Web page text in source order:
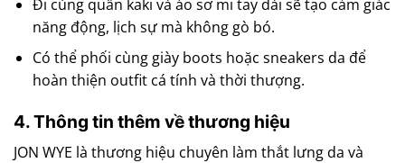
Đi cùng quần kaki và áo sơ mi tay dài sẽ tạo cảm giác
năng động, lịch sự mà không gò bó.
Có thể phối cùng giày boots hoặc sneakers da để
hoàn thiện outfit cá tính và thời thượng.
4. Thông tin thêm về thương hiệu
JON WYE là thương hiệu chuyên làm thắt lưng da và